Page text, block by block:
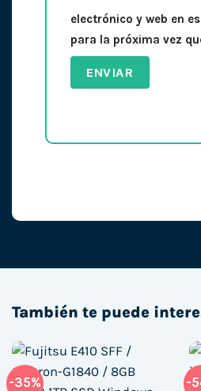
electrónico y web en
para la próxima vez
También te puede
-35% -